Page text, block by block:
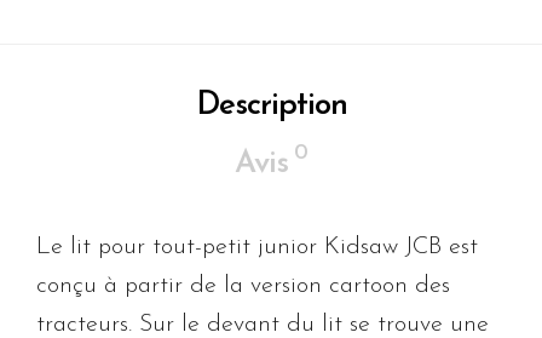
Description
Avis 0
Le lit pour tout-petit junior Kidsaw JCB est
conçu à partir de la version cartoon des
tracteurs. Sur le devant du lit se trouve une